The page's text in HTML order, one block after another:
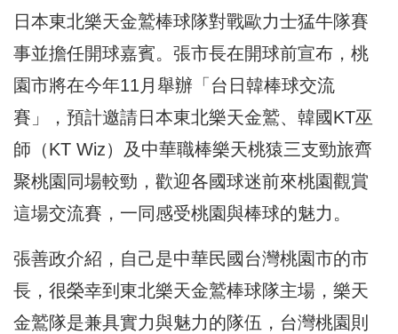
日本東北樂天金鷲棒球隊對戰歐力士猛牛隊賽
事並擔任開球嘉賓。張市長在開球前宣布，桃
園市將在今年11月舉辦「台日韓棒球交流
賽」，預計邀請日本東北樂天金鷲、韓國KT巫
師（KT Wiz）及中華職棒樂天桃猿三支勁旅齊
聚桃園同場較勁，歡迎各國球迷前來桃園觀賞
這場交流賽，一同感受桃園與棒球的魅力。
張善政介紹，自己是中華民國台灣桃園市的市
長，很榮幸到東北樂天金鷲棒球隊主場，樂天
金鷲隊是兼具實力與魅力的隊伍，台灣桃園則